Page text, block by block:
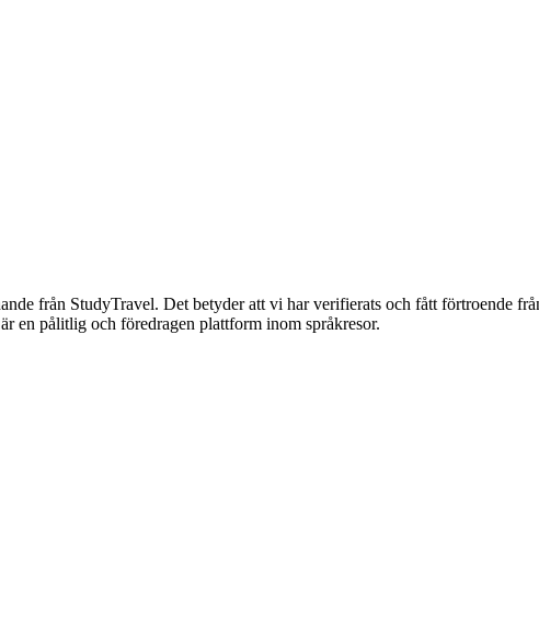
från StudyTravel. Det betyder att vi har verifierats och fått förtroende
en pålitlig och föredragen plattform inom språkresor.